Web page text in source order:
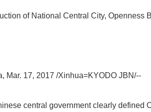
of National Central City, Openness
Mar. 17, 2017 /Xinhua=KYODO JBN/--
central government clearly defined